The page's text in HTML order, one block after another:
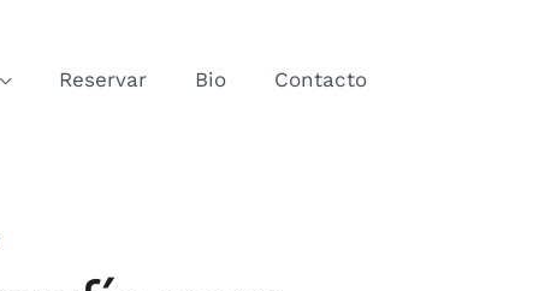
Reservar Bio
Contacto